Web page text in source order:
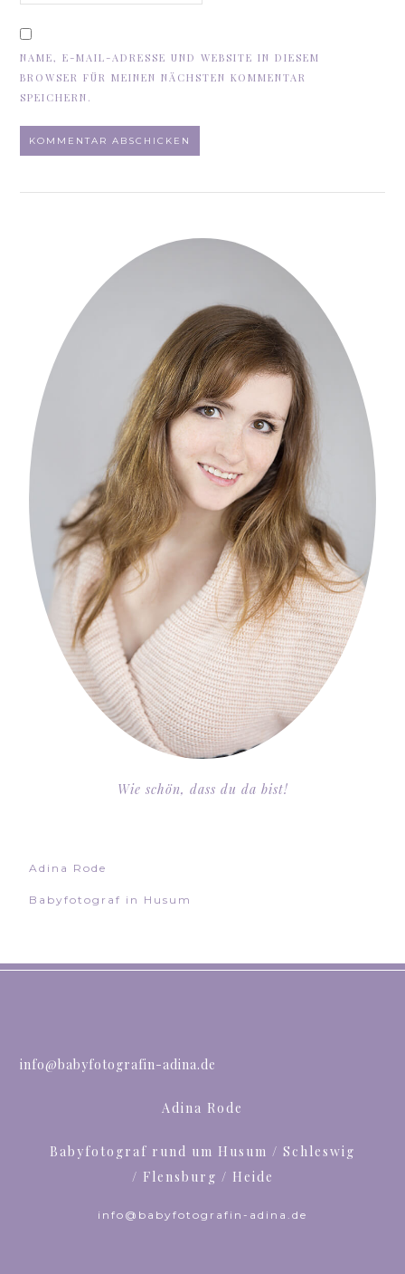
NAME, E-MAIL-ADRESSE UND WEBSITE IN DIESEM
BROWSER FÜR MEINEN NÄCHSTEN KOMMENTAR
SPEICHERN.
Wie schön, dass du da bist!
Adina Rode
Babyfotograf in Husum
info@babyfotografin-adina.de
Adina Rode
Babyfotograf rund um Husum / Schleswig
/ Flensburg / Heide
info@babyfotografin-adina.de